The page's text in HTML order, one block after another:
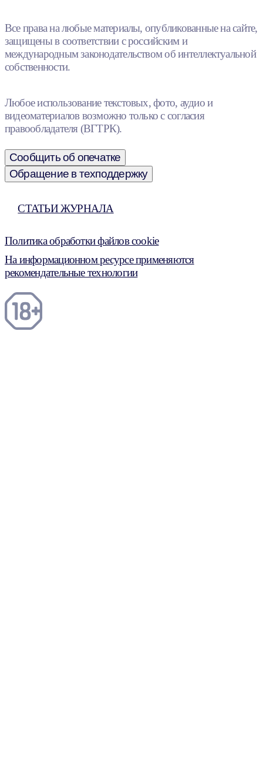
Все права на любые материалы, опубликованные на сайте,
защищены в соответствии с российским и
международным законодательством об интеллектуальной
собственности.
Любое использование текстовых, фото, аудио и
видеоматериалов возможно только с согласия
правообладателя (ВГТРК).
Сообщить об опечатке
Обращение в техподдержку
СТАТЬИ ЖУРНАЛА
Политика обработки файлов cookie
На информационном ресурсе применяются
рекомендательные технологии